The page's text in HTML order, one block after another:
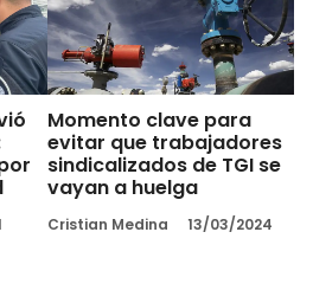
Momento clave para
evitar que trabajadores
sindicalizados de TGI se
vayan a huelga
Cristian Medina 13/03/2024